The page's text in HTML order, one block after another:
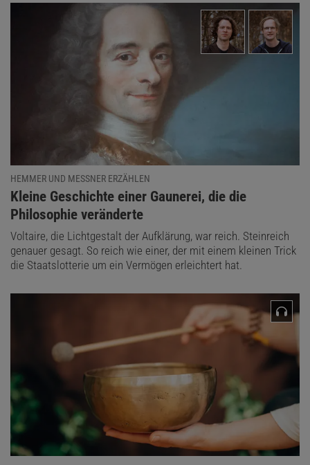
HEMMER UND MESSNER ERZÄHLEN
:
Kleine Geschichte einer Gaunerei, die die
Philosophie veränderte
Voltaire, die Lichtgestalt der Aufklärung, war reich. Steinreich
genauer gesagt. So reich wie einer, der mit einem kleinen Trick
die Staatslotterie um ein Vermögen erleichtert hat.